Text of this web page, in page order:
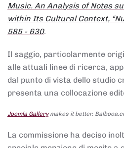
Music. An Analysis of Notes
within Its Cultural Context,
585 - 630.
Il saggio, particolarmente
alle attuali linee di ricerca,
dal punto di vista dello studio
presenta una collocazione
Joomla Gallerymakes it better.
La commissione ha deciso